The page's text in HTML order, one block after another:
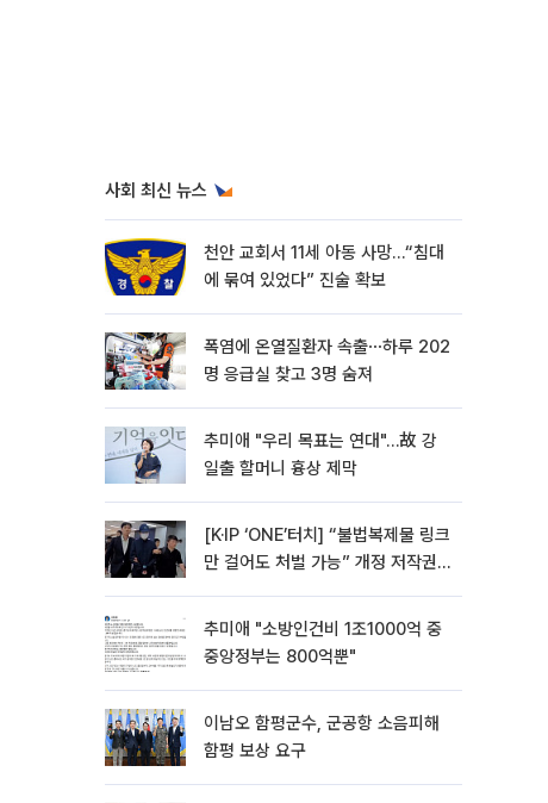
사회 최신 뉴스
천안 교회서 11세 아동 사망…“침대
에 묶여 있었다” 진술 확보
폭염에 온열질환자 속출⋯하루 202
명 응급실 찾고 3명 숨져
추미애 "우리 목표는 연대"…故 강
일출 할머니 흉상 제막
[K·IP ‘ONE’터치] “불법복제물 링크
만 걸어도 처벌 가능” 개정 저작권
추미애 "소방인건비 1조1000억 중
중앙정부는 800억뿐"
이남오 함평군수, 군공항 소음피해
함평 보상 요구